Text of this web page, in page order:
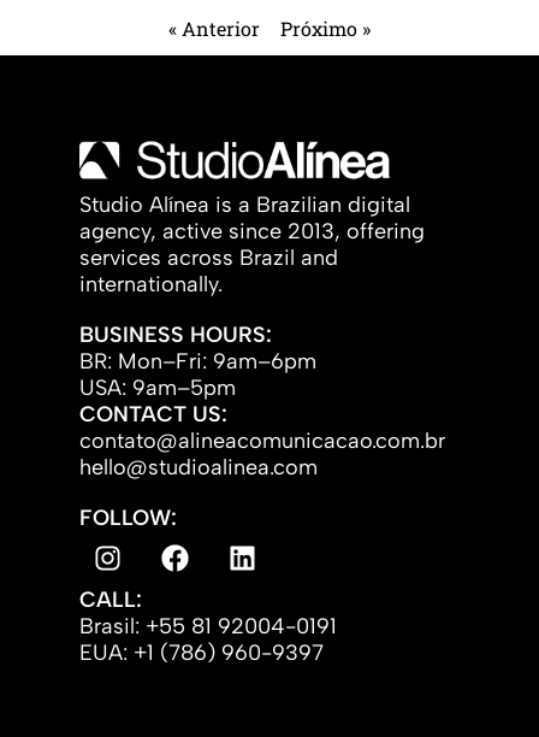
« Anterior Próximo »
Studio Alínea is a Brazilian digital
agency, active since 2013, offering
services across Brazil and
internationally.
BUSINESS HOURS:
BR: Mon–Fri: 9am–6pm
USA: 9am–5pm
CONTACT US:
contato@alineacomunicacao.com.br
hello@studioalinea.com
FOLLOW:
CALL:
Brasil: +55 81 92004-0191
EUA: +1 (786) 960-9397